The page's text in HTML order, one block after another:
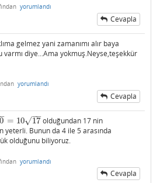
yorumlandı
Cevapla
gelmez yani zamanımı alır baya
diye...Ama yokmuş.Neyse,teşekkür
yorumlandı
Cevapla
= 10 17
−−
√
1017
olduğundan 17 nin
yeterli. Bunun da 4 ile 5 arasında
olduğunu biliyoruz.
yorumlandı
Cevapla